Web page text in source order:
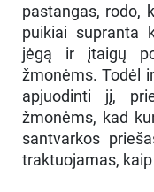
pastangas, rodo,
puikiai supranta
jėgą ir įtaigų
žmonėms. Todėl
apjuodinti jį,
žmonėms, kad
santvarkos
traktuojamas,